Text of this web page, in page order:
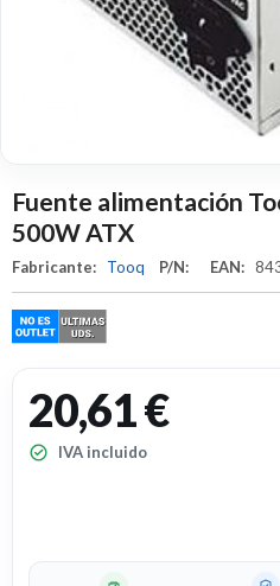
Fuente alimentación
500W ATX
Fabricante: Tooq P/N: EAN:
20,61 €
IVA incluido